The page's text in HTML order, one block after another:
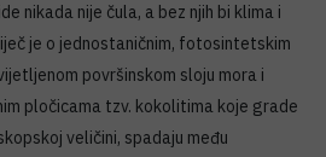
nikada nije čula, a bez njih bi klima i
je o jednostaničnim, fotosintetskim
površinskom sloju mora i
pločicama tzv. kokolitima koje grade
veličini, spadaju među